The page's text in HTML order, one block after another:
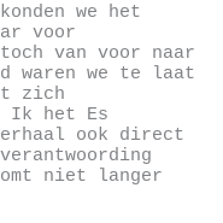
we het
voor
van voor naar
waren we te laat
zich
Ik het Es
ook direct
niet langer